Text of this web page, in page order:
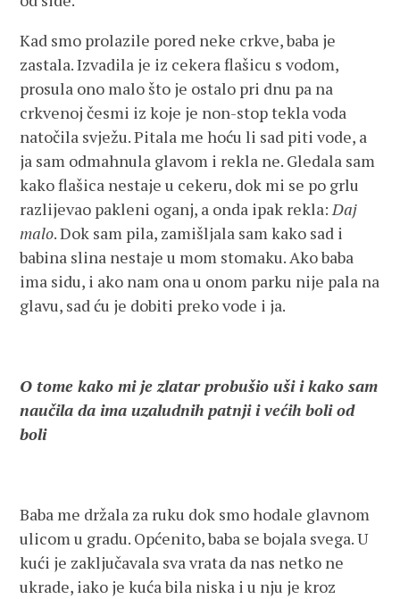
Kad smo prolazile pored neke crkve, baba je
zastala. Izvadila je iz cekera flašicu s vodom,
prosula ono malo što je ostalo pri dnu pa na
crkvenoj česmi iz koje je non-stop tekla voda
natočila svježu. Pitala me hoću li sad piti vode, a
ja sam odmahnula glavom i rekla ne. Gledala sam
kako flašica nestaje u cekeru, dok mi se po grlu
razlijevao pakleni oganj, a onda ipak rekla:Daj
malo. Dok sam pila, zamišljala sam kako sad i
babina slina nestaje u mom stomaku. Ako baba
ima sidu, i ako nam ona u onom parku nije pala na
glavu, sad ću je dobiti preko vode i ja.
O tome kako mi je zlatar probušio uši i kako sam
naučila da ima uzaludnih patnji i većih boli od
boli
Baba me držala za ruku dok smo hodale glavnom
ulicom u gradu. Općenito, baba se bojala svega. U
kući je zaključavala sva vrata da nas netko ne
ukrade, iako je kuća bila niska i u nju je kroz